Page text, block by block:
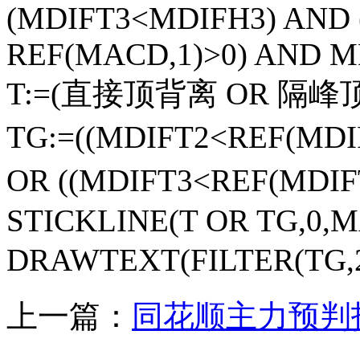
(MDIFT3<MDIFH3)
REF(MACD,1)>0) AND
T:=(直接顶背离 OR 隔峰
OR
STICKLINE(T OR
上一篇： 同花顺主力预